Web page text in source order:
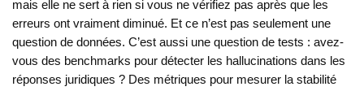
mais elle ne sert à rien si vous ne vérifiez pas après que les
erreurs ont vraiment diminué. Et ce n’est pas seulement une
question de données. C’est aussi une question de tests : avez-
vous des benchmarks pour détecter les hallucinations dans les
réponses juridiques ? Des métriques pour mesurer la stabilité